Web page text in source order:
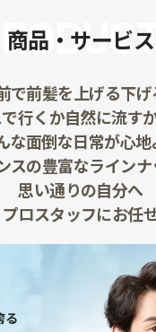
商品・サービス
で前髪を上げる下げ
行くか自然に流す
な面倒な日常が心地
スの豊富なラインナ
思い通りの自分へ
プロスタッフにお任
る